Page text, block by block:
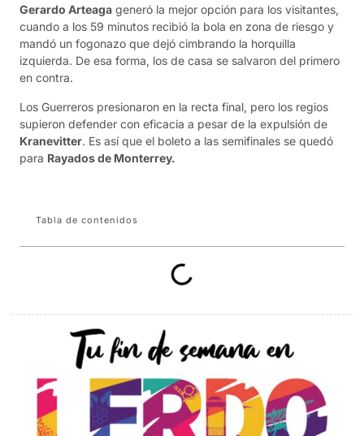
Gerardo Arteaga generó la mejor opción para los visitantes,
cuando a los 59 minutos recibió la bola en zona de riesgo y
mandó un fogonazo que dejó cimbrando la horquilla
izquierda. De esa forma, los de casa se salvaron del primero
en contra.
Los Guerreros presionaron en la recta final, pero los regios
supieron defender con eficacia a pesar de la expulsión de
Kranevitter. Es así que el boleto a las semifinales se quedó
para Rayados de Monterrey.
Tabla de contenidos